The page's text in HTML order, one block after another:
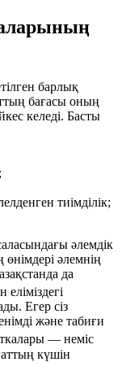
барлық
бағасы оның
келеді. Басты
тиімділік;
әлемдік
әлемнің
да
Егер сіз
және табиғи
— неміс
күшін